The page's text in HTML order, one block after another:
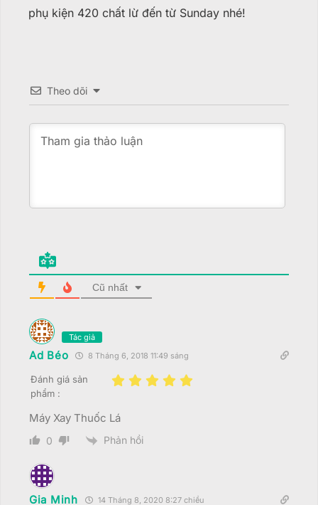
phụ kiện 420 chất lừ đến từ Sunday nhé!
Theo dõi
Cũ nhất
Tác giả
Ad Béo 8 Tháng 6, 2018 11:49 sáng
Đánh giá sản
phẩm :
Máy Xay Thuốc Lá
0 Phản hồi
Gia Minh 14 Tháng 8, 2020 8:27 chiều